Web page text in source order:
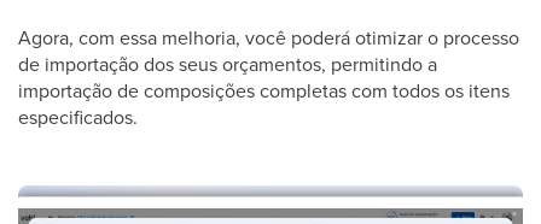
Agora, com essa melhoria, você poderá otimizar o processo
de importação dos seus orçamentos, permitindo a
importação de composições completas com todos os itens
especificados.